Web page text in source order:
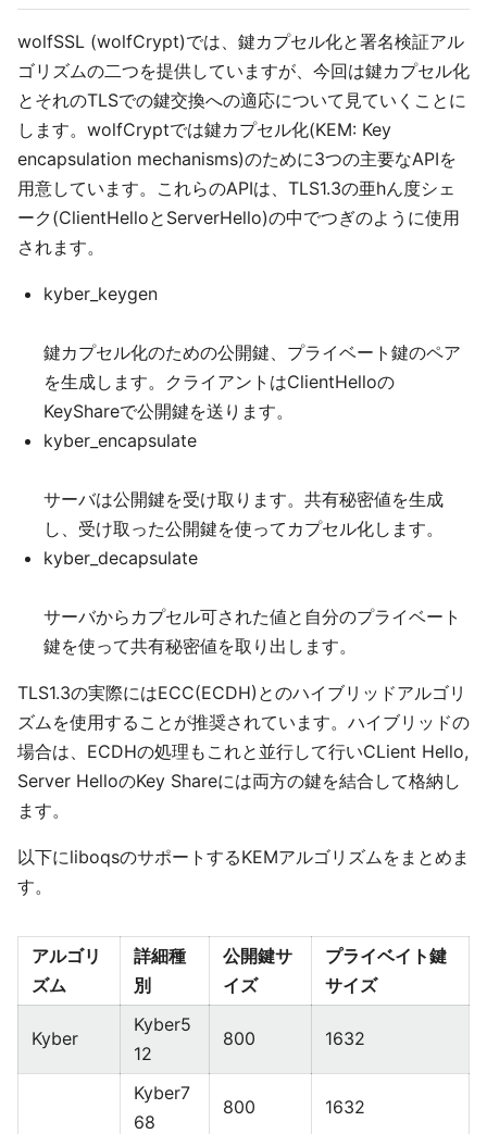
wolfSSL (wolfCrypt)では、鍵カプセル化と署名検証アル
ゴリズムの二つを提供していますが、今回は鍵カプセル化
とそれのTLSでの鍵交換への適応について見ていくことに
します。wolfCryptでは鍵カプセル化(KEM: Key
encapsulation mechanisms)のために3つの主要なAPIを
用意しています。これらのAPIは、TLS1.3の亜hん度シェ
ーク(ClientHelloとServerHello)の中でつぎのように使用
されます。
kyber_keygen
鍵カプセル化のための公開鍵、プライベート鍵のペア
を生成します。クライアントはClientHelloの
KeyShareで公開鍵を送ります。
kyber_encapsulate
サーバは公開鍵を受け取ります。共有秘密値を生成
し、受け取った公開鍵を使ってカプセル化します。
kyber_decapsulate
サーバからカプセル可された値と自分のプライベート
鍵を使って共有秘密値を取り出します。
TLS1.3の実際にはECC(ECDH)とのハイブリッドアルゴリ
ズムを使用することが推奨されています。ハイブリッドの
場合は、ECDHの処理もこれと並行して行いCLient Hello,
Server HelloのKey Shareには両方の鍵を結合して格納し
ます。
以下にliboqsのサポートするKEMアルゴリズムをまとめま
す。
アルゴリ
ズム
詳細種
別
公開鍵サ
イズ
プライベイト鍵
サイズ
Kyber
Kyber5
12
800 1632
Kyber7
68
800 1632